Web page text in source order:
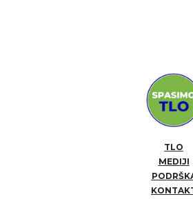
TLO
MEDIJI